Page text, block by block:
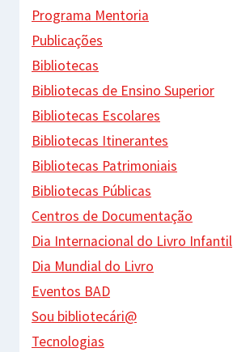
Programa Mentoria
Publicações
Bibliotecas
Bibliotecas de Ensino Superior
Bibliotecas Escolares
Bibliotecas Itinerantes
Bibliotecas Patrimoniais
Bibliotecas Públicas
Centros de Documentação
Dia Internacional do Livro Infantil
Dia Mundial do Livro
Eventos BAD
Sou bibliotecári@
Tecnologias